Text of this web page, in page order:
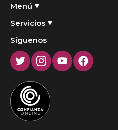
Menú
Servicios
Síguenos
TwitterInstagram
YoutubeFacebook